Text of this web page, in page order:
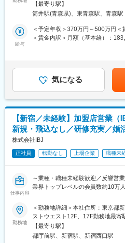
変更の範囲：会社の定める業務
■業務内容：
・新規接客
お客様へのカウンセリング（会場
演出するアイテムの提案
・最終フィッティング
最終サイズチェック（挙式、披露
衣裳メンテナンス部門と細かくチ
裳を納品
※パリ・ミラノ・ニューヨークとい
ナーのドレスを取り扱っておりま
ュアリーなドレス選びの時間を提
界のトレンドの勉強も行っており
グまで一貫して携わることが可能
■各種制度充実：
・年間MVP表彰
・フリーエージェント制度
希望する部署に異動の交渉が可能
・新規事業提案制度
毎年200件以上の新規事業案が寄せ
【最寄り駅】
筒井駅(青森県)、東青森駅、青森駅
給与
＜予定年収＞370万円～500万円＜
＜賃金内訳＞月額（基本給）：
有＜残業手当＞有＜給与補足＞※
る可能性もございます。■昇給：
8月）■インセンティブ（毎月）賃
り、選考を通じて上下する可能性
当を含めた表記です。
気になる
【新宿／未経験】加盟店営業
新規・飛込なし／研修充実／
株式会社IBJ
正社員 転勤なし 上場企業 職種未
仕事内容
～業種・職種未経験歓迎／反響営
業界トップレベルの会員数約10万
■業務内容
結婚相談所の開業を考えている方
ど）へ、IBJ加盟店としての開業プ
既存の加盟店からのご紹介やお問
勤務地
＜勤務地詳細＞本社住所：東京都
ストウエスト12F、17F勤務地最寄
策：屋内全面禁煙変更の範囲：会
【最寄り駅】
都庁前駅、新宿駅、新宿西口駅